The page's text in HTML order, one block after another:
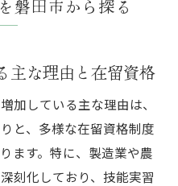
磐田市から探る
主な理由と在留資格
加している主な理由は、
と、多様な在留資格制度
ます。特に、製造業や農
刻化しており、技能実習